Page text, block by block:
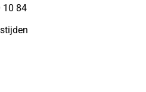
10 84Stuur WhatsApp bericht,
Facebook, opent in nieuw
LinkedIn, opent in